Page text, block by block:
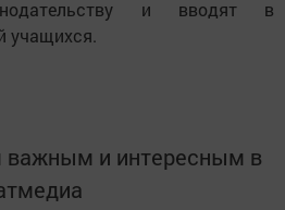
и вводят в
учащихся.
и интересным в